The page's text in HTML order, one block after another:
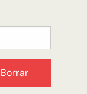
Borrar